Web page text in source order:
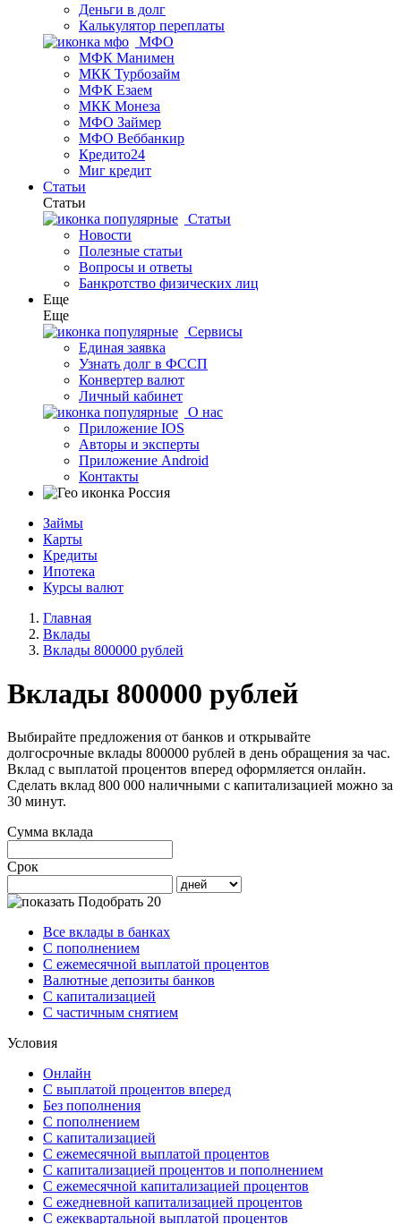
Деньги в долг
Калькулятор переплаты
МФО
МФК Манимен
МКК Турбозайм
МФК Езаем
МКК Монеза
МФО Займер
МФО Веббанкир
Кредито24
Миг кредит
Статьи
Статьи
Статьи
Новости
Полезные статьи
Вопросы и ответы
Банкротство физических лиц
Еще
Еще
Сервисы
Единая заявка
Узнать долг в ФССП
Конвертер валют
Личный кабинет
О нас
Приложение IOS
Авторы и эксперты
Приложение Android
Контакты
Россия
Займы
Карты
Кредиты
Ипотека
Курсы валют
Главная
Вклады
Вклады 800000 рублей
Вклады 800000 рублей
Выбирайте предложения от банков и открывайте
долгосрочные вклады 800000 рублей в день обращения за час.
Вклад с выплатой процентов вперед оформляется онлайн.
Сделать вклад 800 000 наличными с капитализацией можно за
30 минут.
Сумма вклада
Срок
Подобрать 20
Все вклады в банках
С пополнением
С ежемесячной выплатой процентов
Валютные депозиты банков
С капитализацией
С частичным снятием
Условия
Онлайн
С выплатой процентов вперед
Без пополнения
С пополнением
С капитализацией
С ежемесячной выплатой процентов
С капитализацией процентов и пополнением
С ежемесячной капитализацией процентов
С ежедневной капитализацией процентов
С ежеквартальной выплатой процентов